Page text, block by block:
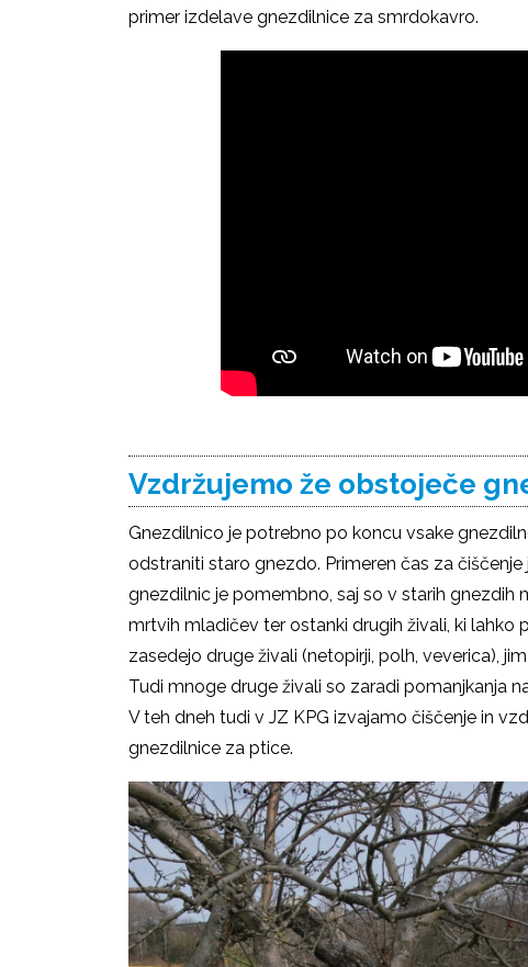
primer izdelave gnezdilnice za smrdokavro.
Vzdržujemo že obstoječe
Gnezdilnico je potrebno po koncu vsake
odstraniti staro gnezdo. Primeren čas za
gnezdilnic je pomembno, saj so v starih
mrtvih mladičev ter ostanki drugih živali, ki lahko
zasedejo druge živali (netopirji, polh, veverica),
Tudi mnoge druge živali so zaradi pomanjkanja
V teh dneh tudi v JZ KPG izvajamo čiščenje in
gnezdilnice za ptice.